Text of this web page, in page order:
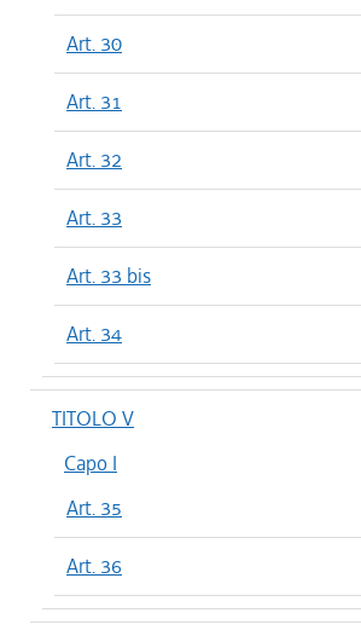
Art. 30
Art. 31
Art. 32
Art. 33
Art. 33 bis
Art. 34
TITOLO V
Capo I
Art. 35
Art. 36